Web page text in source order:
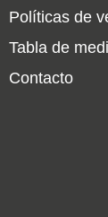
Políticas de
Tabla de
Contacto